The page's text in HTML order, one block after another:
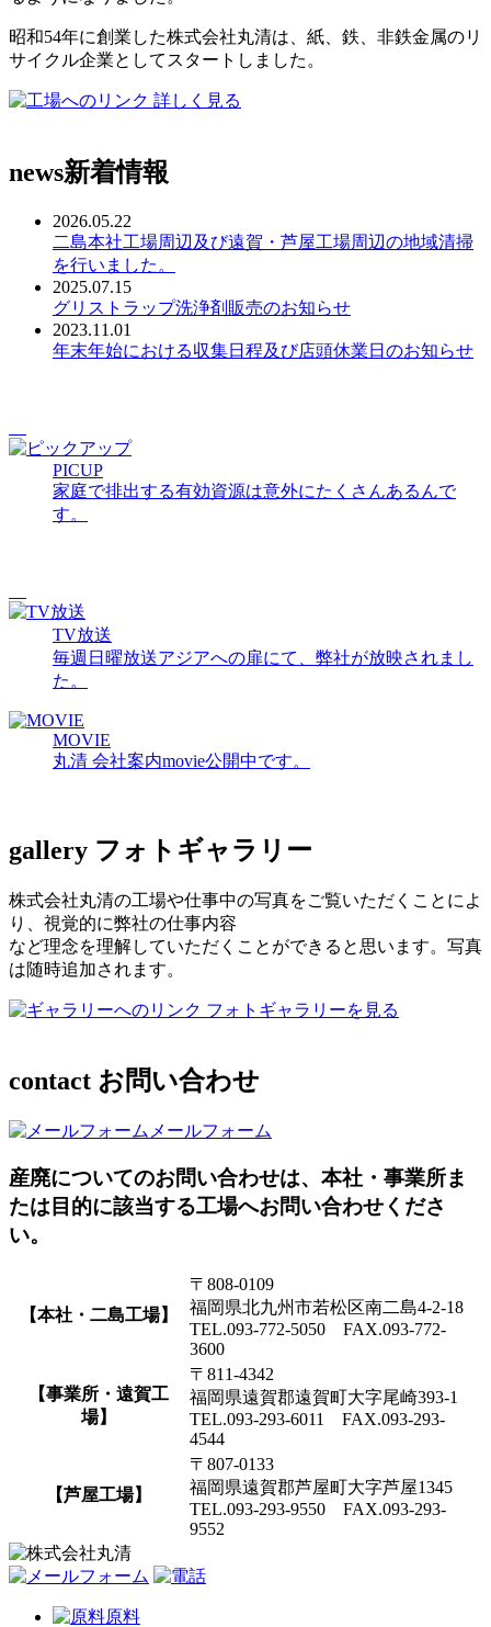
昭和54年に創業した株式会社丸清は、紙、鉄、非鉄金属のリ
サイクル企業としてスタートしました。
詳しく見る
news新着情報
2026.05.22
二島本社工場周辺及び遠賀・芦屋工場周辺の地域清掃
を行いました。
2025.07.15
グリストラップ洗浄剤販売のお知らせ
2023.11.01
年末年始における収集日程及び店頭休業日のお知らせ
PICUP
家庭で排出する有効資源は意外にたくさんあるんで
す。
TV放送
毎週日曜放送アジアへの扉にて、弊社が放映されまし
た。
MOVIE
丸清 会社案内movie公開中です。
gallery フォトギャラリー
株式会社丸清の工場や仕事中の写真をご覧いただくことによ
り、視覚的に弊社の仕事内容
など理念を理解していただくことができると思います。写真
は随時追加されます。
フォトギャラリーを見る
contact お問い合わせ
メールフォーム
産廃についてのお問い合わせは、本社・事業所ま
たは目的に該当する工場へお問い合わせくださ
い。
【本社・二島工場】
〒808-0109
福岡県北九州市若松区南二島4-2-18
TEL.093-772-5050 FAX.093-772-
3600
【事業所・遠賀工
場】
〒811-4342
福岡県遠賀郡遠賀町大字尾崎393-1
TEL.093-293-6011 FAX.093-293-
4544
【芦屋工場】
〒807-0133
福岡県遠賀郡芦屋町大字芦屋1345
TEL.093-293-9550 FAX.093-293-
9552
原料